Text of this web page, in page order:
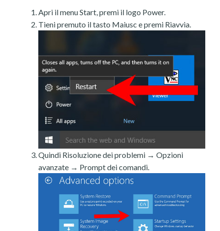
Apri il menu Start, premi il logo Power.
Tieni premuto il tasto Maiusc e premi Riavvia.
Quindi Risoluzione dei problemi → Opzioni
avanzate → Prompt dei comandi.